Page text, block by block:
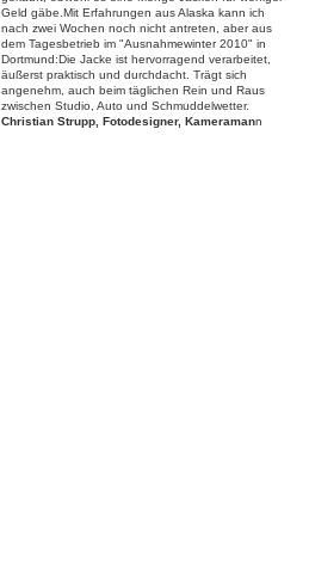
Geld gäbe.Mit Erfahrungen aus Alaska kann ich
nach zwei Wochen noch nicht antreten, aber aus
dem Tagesbetrieb im "Ausnahmewinter 2010" in
Dortmund:Die Jacke ist hervorragend verarbeitet,
äußerst praktisch und durchdacht. Trägt sich
angenehm, auch beim täglichen Rein und Raus
zwischen Studio, Auto und Schmuddelwetter.
Christian Strupp, Fotodesigner, Kameramann